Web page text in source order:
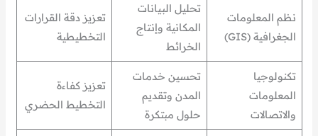
نظم المعلومات
الجغرافية (GIS)
تحليل البيانات
المكانية وإنتاج
الخرائط
تعزيز دقة القرارات
التخطيطية
تكنولوجيا
المعلومات
والاتصالات
تحسين خدمات
المدن وتقديم
حلول مبتكرة
تعزيز كفاءة
التخطيط الحضري